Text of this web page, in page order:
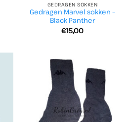
GEDRAGEN SOKKEN
Gedragen Marvel sokken –
Black Panther
€15,00